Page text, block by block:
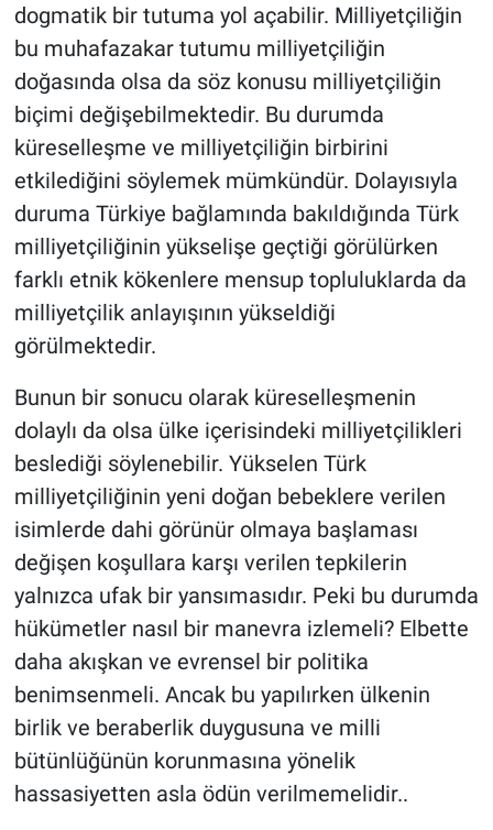
dogmatik bir tutuma yol açabilir. Milliyetçiliğin
bu muhafazakar tutumu milliyetçiliğin
doğasında olsa da söz konusu milliyetçiliğin
biçimi değişebilmektedir. Bu durumda
küreselleşme ve milliyetçiliğin birbirini
etkilediğini söylemek mümkündür. Dolayısıyla
duruma Türkiye bağlamında bakıldığında Türk
milliyetçiliğinin yükselişe geçtiği görülürken
farklı etnik kökenlere mensup topluluklarda da
milliyetçilik anlayışının yükseldiği
görülmektedir.
Bunun bir sonucu olarak küreselleşmenin
dolaylı da olsa ülke içerisindeki milliyetçilikleri
beslediği söylenebilir. Yükselen Türk
milliyetçiliğinin yeni doğan bebeklere verilen
isimlerde dahi görünür olmaya başlaması
değişen koşullara karşı verilen tepkilerin
yalnızca ufak bir yansımasıdır. Peki bu durumda
hükümetler nasıl bir manevra izlemeli? Elbette
daha akışkan ve evrensel bir politika
benimsenmeli. Ancak bu yapılırken ülkenin
birlik ve beraberlik duygusuna ve milli
bütünlüğünün korunmasına yönelik
hassasiyetten asla ödün verilmemelidir..